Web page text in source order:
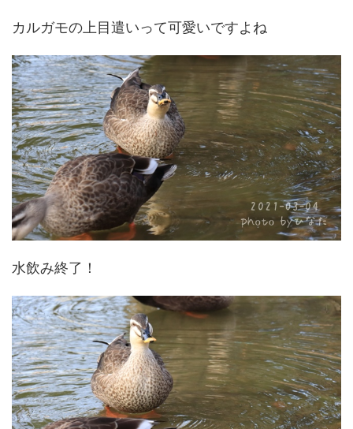
カルガモの上目遣いって可愛いですよね
水飲み終了！